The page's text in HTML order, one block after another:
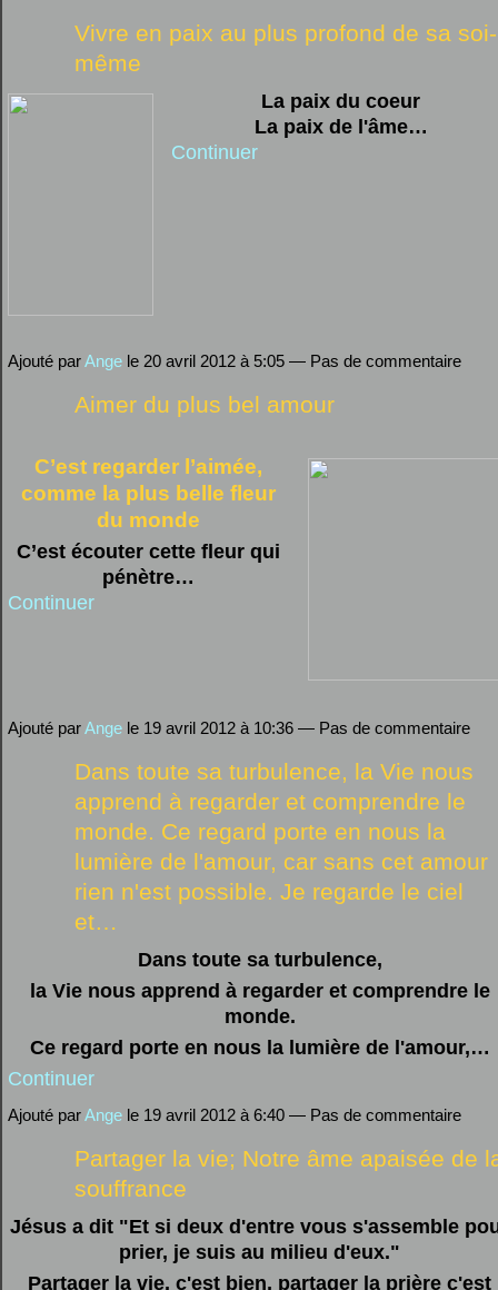
Vivre en paix au plus profond de sa soi-
même
La paix du coeur
La paix de l'âme…
Continuer
Ajouté parAnge le 20 avril 2012 à 5:05 — Pas de commentaire
Aimer du plus bel amour
C’est regarder l’aimée,
comme la plus belle fleur
du monde
C’est écouter cette fleur qui
pénètre…
Continuer
Ajouté parAnge le 19 avril 2012 à 10:36 — Pas de commentaire
Dans toute sa turbulence, la Vie nous
apprend à regarder et comprendre le
monde. Ce regard porte en nous la
lumière de l'amour, car sans cet amour
rien n'est possible. Je regarde le ciel
et…
Dans toute sa turbulence,
la Vie nous apprend à regarder et comprendre le
monde.
Ce regard porte en nous la lumière de l'amour,…
Continuer
Ajouté parAnge le 19 avril 2012 à 6:40 — Pas de commentaire
Partager la vie; Notre âme apaisée de
souffrance
Jésus a dit "Et si deux d'entre vous s'assemble
prier, je suis au milieu d'eux."
Partager la vie, c'est bien, partager la prière c'est